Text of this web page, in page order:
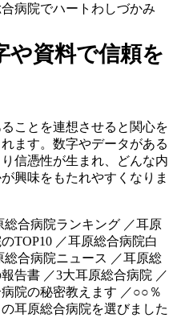
合病院でハートわしづかみ
や資料で信頼を
ことを連想させると関心を
ます。数字やデータがある
信憑性が生まれ、どんな内
興味をもたれやすくなりま
総合病院ランキング ／耳原
TOP10 ／耳原総合病院白
総合病院ニュース ／耳原総
告書 ／3大耳原総合病院 ／
院の秘密教えます ／○○％
耳原総合病院を選びました